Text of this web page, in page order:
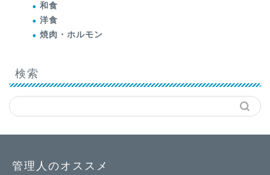
和食
洋食
焼肉・ホルモン
検索
管理人のオススメ